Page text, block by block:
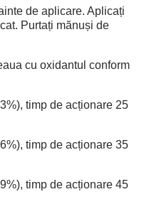
de aplicare. Aplicați
Purtați mănuși de
cu oxidantul conform
timp de acționare 25
timp de acționare 35
timp de acționare 45